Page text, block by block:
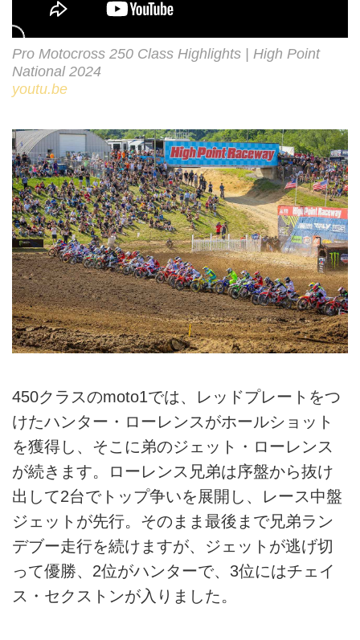
Pro Motocross 250 Class Highlights | High Point
National 2024
youtu.be
450クラスのmoto1では、レッドプレートをつ
けたハンター・ローレンスがホールショット
を獲得し、そこに弟のジェット・ローレンス
が続きます。ローレンス兄弟は序盤から抜け
出して2台でトップ争いを展開し、レース中盤
ジェットが先行。そのまま最後まで兄弟ラン
デブー走行を続けますが、ジェットが逃げ切
って優勝、2位がハンターで、3位にはチェイ
ス・セクストンが入りました。